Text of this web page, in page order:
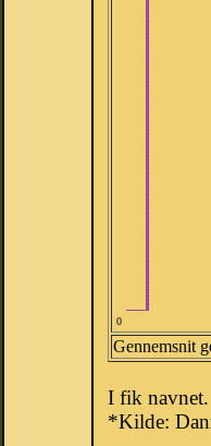
0
Gennemsnit
I fik navnet.
*Kilde: